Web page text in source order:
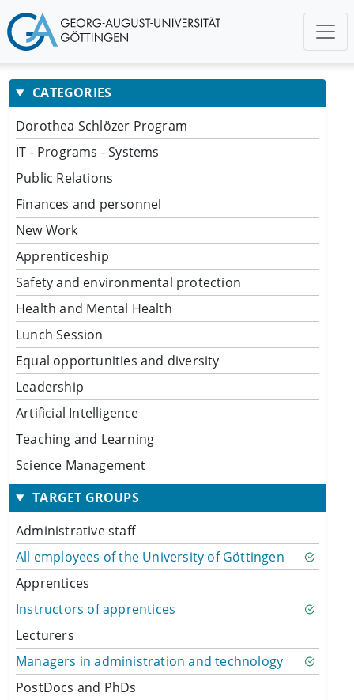
CATEGORIES
Dorothea Schlözer Program
IT - Programs - Systems
Public Relations
Finances and personnel
New Work
Apprenticeship
Safety and environmental protection
Health and Mental Health
Lunch Session
Equal opportunities and diversity
Leadership
Artificial Intelligence
Teaching and Learning
Science Management
TARGET GROUPS
Administrative staff
All employees of the University of Göttingen
Apprentices
Instructors of apprentices
Lecturers
Managers in administration and technology
PostDocs and PhDs